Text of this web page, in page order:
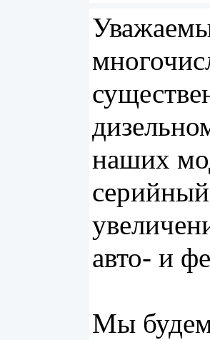
наших
авто- и
Мы будем